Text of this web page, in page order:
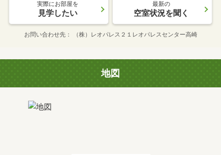
実際にお部屋を
見学したい
最新の
空室状況を聞く
お問い合わせ先 （株）レオパレス２１レオパレスセンター高崎
地図